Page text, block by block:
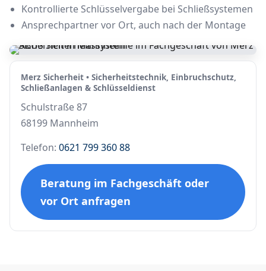
Kontrollierte Schlüsselvergabe bei Schließsystemen
Ansprechpartner vor Ort, auch nach der Montage
Merz Sicherheit • Sicherheitstechnik, Einbruchschutz,
Schließanlagen & Schlüsseldienst
Schulstraße 87
68199 Mannheim
Telefon: 0621 799 360 88
Beratung im Fachgeschäft oder
vor Ort anfragen